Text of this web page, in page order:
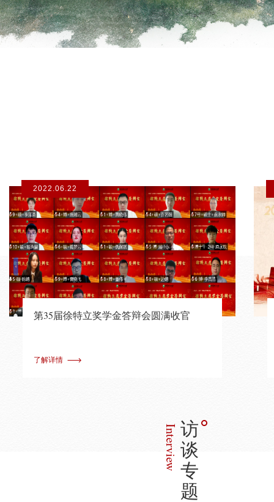
2022.06.22
第35届徐特立奖学金答辩会圆满收官
了解详情
Interview 访
谈
专
题